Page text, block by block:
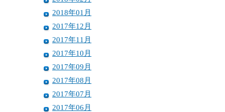
2018年01月
2017年12月
2017年11月
2017年10月
2017年09月
2017年08月
2017年07月
2017年06月